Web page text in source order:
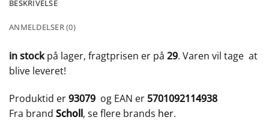
BESKRIVELSE
ANMELDELSER (0)
in stockpå lager, fragtprisen er på 29. Varen vil tage at
blive leveret!
Produktid er93079 og EAN er 5701092114938
Fra brand Scholl, se flere brands her.